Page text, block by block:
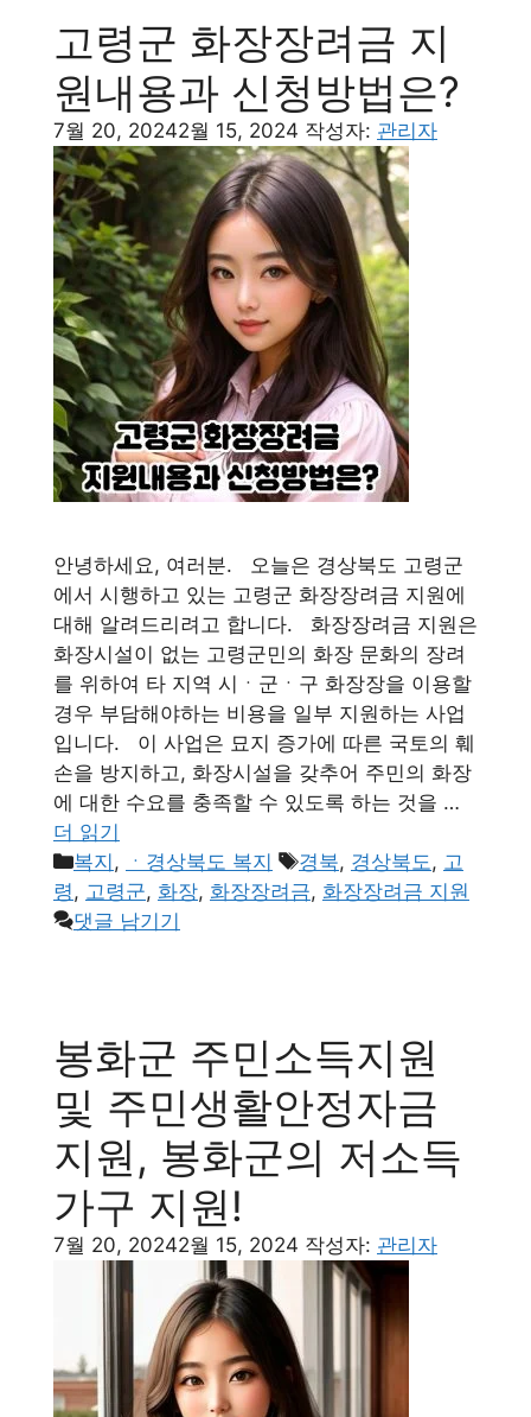
고령군 화장장려금 지
원내용과 신청방법은?
7월 20, 20242월 15, 2024 작성자: 관리자
안녕하세요, 여러분. 오늘은 경상북도 고령군
에서 시행하고 있는 고령군 화장장려금 지원에
대해 알려드리려고 합니다. 화장장려금 지원은
화장시설이 없는 고령군민의 화장 문화의 장려
를 위하여 타 지역 시ㆍ군ㆍ구 화장장을 이용할
경우 부담해야하는 비용을 일부 지원하는 사업
입니다. 이 사업은 묘지 증가에 따른 국토의 훼
손을 방지하고, 화장시설을 갖추어 주민의 화장
에 대한 수요를 충족할 수 있도록 하는 것을 …
더 읽기
카
테
고
복지 , ㆍ경상북도 복지
태
그
경북, 경상북도, 고
령, 고령군, 화장, 화장장려금, 화장장려금 지원
댓글 남기기
봉화군 주민소득지원
및 주민생활안정자금
지원, 봉화군의 저소득
가구 지원!
7월 20, 20242월 15, 2024 작성자: 관리자